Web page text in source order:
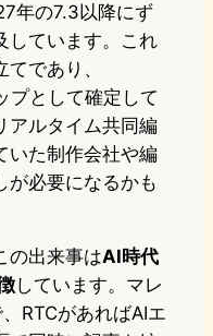
年の7.3以降にず
しています。これ
であり、
プとして確定して
アルタイム共同編
いた制作会社や編
が必要になるかも
の出来事はAI時代
しています。マレ
RTCがあればAIエ